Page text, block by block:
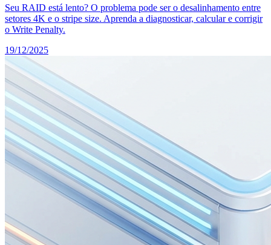
Seu RAID está lento? O problema pode ser o desalinhamento entre
setores 4K e o stripe size. Aprenda a diagnosticar, calcular e corrigir
o Write Penalty.
19/12/2025